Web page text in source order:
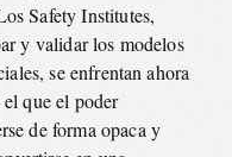
Safety Institutes,
y validar los modelos
se enfrentan ahora
que el poder
de forma opaca y